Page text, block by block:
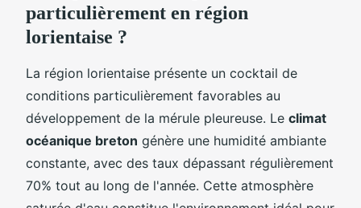
particulièrement en région
lorientaise ?
La région lorientaise présente un cocktail de
conditions particulièrement favorables au
développement de la mérule pleureuse. Le climat
océanique breton génère une humidité ambiante
constante, avec des taux dépassant régulièrement
70% tout au long de l'année. Cette atmosphère